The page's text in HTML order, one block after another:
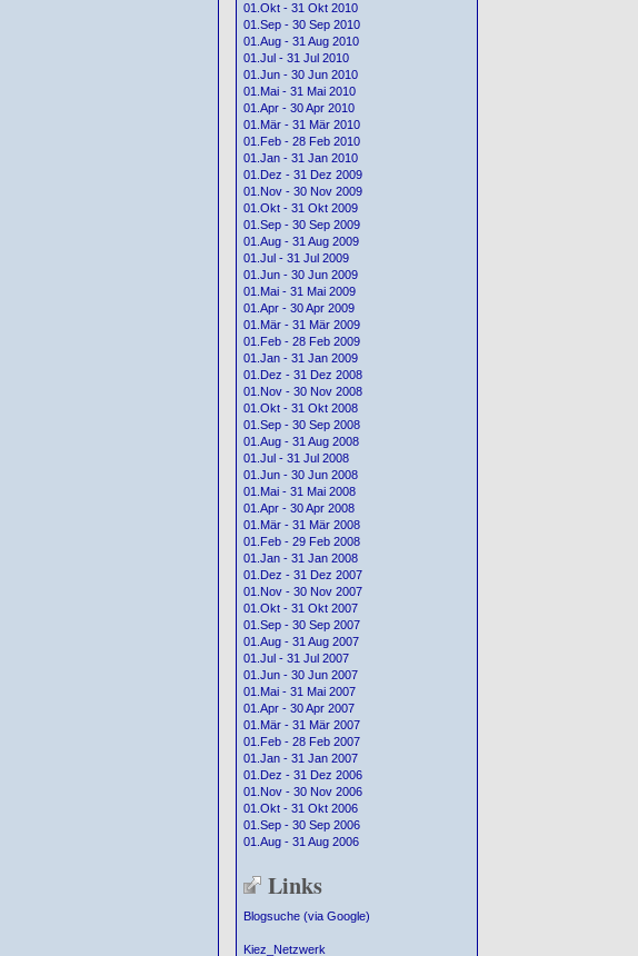
01.Okt - 31 Okt 2010
01.Sep - 30 Sep 2010
01.Aug - 31 Aug 2010
01.Jul - 31 Jul 2010
01.Jun - 30 Jun 2010
01.Mai - 31 Mai 2010
01.Apr - 30 Apr 2010
01.Mär - 31 Mär 2010
01.Feb - 28 Feb 2010
01.Jan - 31 Jan 2010
01.Dez - 31 Dez 2009
01.Nov - 30 Nov 2009
01.Okt - 31 Okt 2009
01.Sep - 30 Sep 2009
01.Aug - 31 Aug 2009
01.Jul - 31 Jul 2009
01.Jun - 30 Jun 2009
01.Mai - 31 Mai 2009
01.Apr - 30 Apr 2009
01.Mär - 31 Mär 2009
01.Feb - 28 Feb 2009
01.Jan - 31 Jan 2009
01.Dez - 31 Dez 2008
01.Nov - 30 Nov 2008
01.Okt - 31 Okt 2008
01.Sep - 30 Sep 2008
01.Aug - 31 Aug 2008
01.Jul - 31 Jul 2008
01.Jun - 30 Jun 2008
01.Mai - 31 Mai 2008
01.Apr - 30 Apr 2008
01.Mär - 31 Mär 2008
01.Feb - 29 Feb 2008
01.Jan - 31 Jan 2008
01.Dez - 31 Dez 2007
01.Nov - 30 Nov 2007
01.Okt - 31 Okt 2007
01.Sep - 30 Sep 2007
01.Aug - 31 Aug 2007
01.Jul - 31 Jul 2007
01.Jun - 30 Jun 2007
01.Mai - 31 Mai 2007
01.Apr - 30 Apr 2007
01.Mär - 31 Mär 2007
01.Feb - 28 Feb 2007
01.Jan - 31 Jan 2007
01.Dez - 31 Dez 2006
01.Nov - 30 Nov 2006
01.Okt - 31 Okt 2006
01.Sep - 30 Sep 2006
01.Aug - 31 Aug 2006
Links
Blogsuche (via Google)
Kiez_Netzwerk